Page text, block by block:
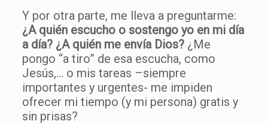
Y por otra parte, me lleva a preguntarme:
¿A quién escucho o sostengo yo en mi día
a día? ¿A quién me envía Dios?¿Me
pongo “a tiro” de esa escucha, como
Jesús,… o mis tareas –siempre
importantes y urgentes- me impiden
ofrecer mi tiempo (y mi persona) gratis y
sin prisas?